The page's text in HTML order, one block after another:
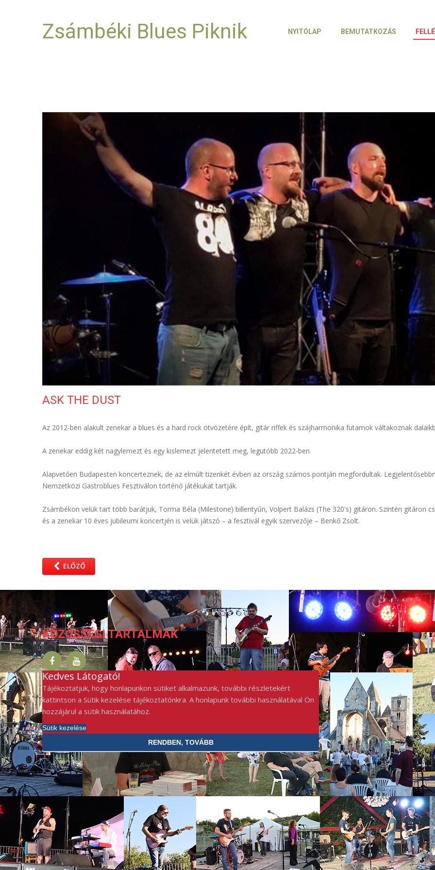
Zsámbéki Blues Piknik NYITÓLAP BEMUTATKOZÁS
ASK THE DUST
Az 2012-ben alakult zenekar a blues és a hard rock ötvözetére épít, gitár riffek és szájharmonika futamok váltakoznak
A zenekar eddig két nagylemezt és egy kislemezt jelentetett meg, legutóbb 2022-ben.
Alapvetően Budapesten koncerteznek, de az elmúlt tizenkét évben az ország számos pontján megfordultak.
Nemzetközi Gastroblues Fesztiválon történő játékukat tartják.
Zsámbékon velük tart több barátjuk, Torma Béla (Milestone) billentyűn, Volpert Balázs (The 320's) gitáron. Szintén gitáron
és a zenekar 10 éves jubileumi koncertjén is velük játszó – a fesztivál egyik szervezője – Benkő Zsolt.
ELŐZŐ
KÖZÖSSÉGI TARTALMAK
Kedves Látogató!
Tájékoztatjuk, hogy honlapunkon sütiket alkalmazunk, további részletekért
kattintson a Sütik kezelése tájékoztatónkra. A honlapunk további használatával Ön
hozzájárul a sütik használatához.
Sütik kezelése
RENDBEN, TOVÁBB